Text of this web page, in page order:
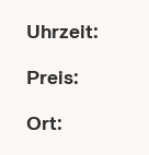
Uhrzeit:
Preis:
Ort: